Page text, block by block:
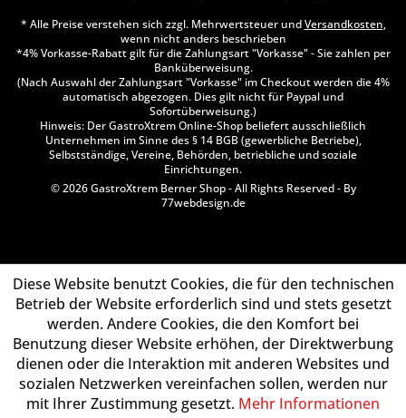
* Alle Preise verstehen sich zzgl. Mehrwertsteuer undVersandkosten,
wenn nicht anders beschrieben
*4% Vorkasse-Rabatt gilt für die Zahlungsart "Vorkasse" - Sie zahlen per
Banküberweisung.
(Nach Auswahl der Zahlungsart "Vorkasse" im Checkout werden die 4%
automatisch abgezogen. Dies gilt nicht für Paypal und
Sofortüberweisung.)
Hinweis: Der GastroXtrem Online-Shop beliefert ausschließlich
Unternehmen im Sinne des § 14 BGB (gewerbliche Betriebe),
Selbstständige, Vereine, Behörden, betriebliche und soziale
Einrichtungen.
© 2026 GastroXtrem Berner Shop - All Rights Reserved - By
77webdesign.de
Diese Website benutzt Cookies, die für den technischen
Betrieb der Website erforderlich sind und stets gesetzt
werden. Andere Cookies, die den Komfort bei
Benutzung dieser Website erhöhen, der Direktwerbung
dienen oder die Interaktion mit anderen Websites und
sozialen Netzwerken vereinfachen sollen, werden nur
mit Ihrer Zustimmung gesetzt. Mehr Informationen